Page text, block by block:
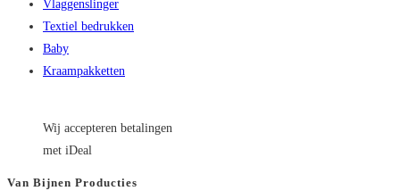
Vlaggenslinger
Textiel bedrukken
Baby
Kraampakketten
Wij accepteren betalingen
met iDeal
Van Bijnen Producties